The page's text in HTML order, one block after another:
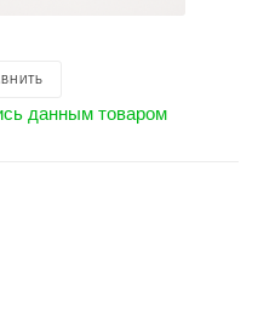
данным товаром